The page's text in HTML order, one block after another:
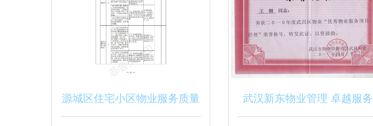
源城区住宅小区物业服务质量 武汉新东物业管理 卓越服务